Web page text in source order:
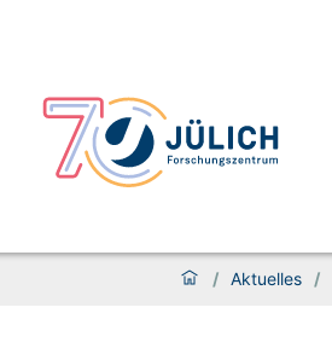
/ Aktuelles /